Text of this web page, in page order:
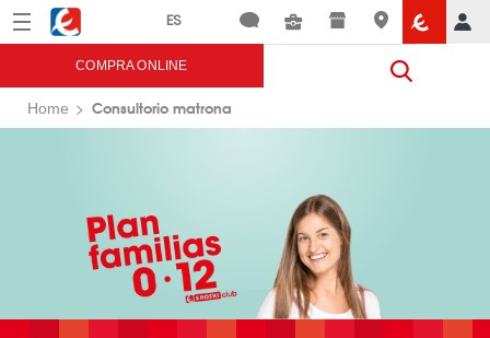
Menú Eroski
COMPRA ONLINE
Home Consultorio matrona